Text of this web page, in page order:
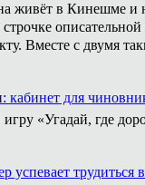
живёт в Кинешме и
Вместе с двумя
кабинет для
игру «Угадай, где
успевает